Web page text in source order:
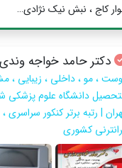
کاج ، نبش نیک نژادی...
دکتر حامد خواجه وندی
، مو ، داخلی ، زیبایی ،
دانشگاه علوم پزشکی
| رتبه برتر کنکور سراسری
کشوری